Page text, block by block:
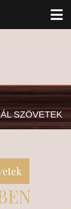
SZÖVETEK